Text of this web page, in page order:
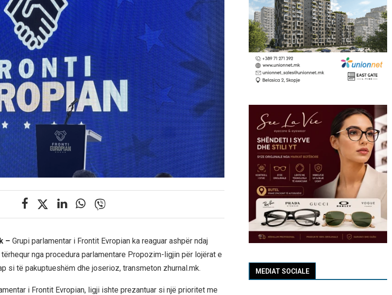
– Grupi parlamentar i Frontit Evropian ka reaguar ashpër ndaj
nga procedura parlamentare Propozim-ligjin për lojërat e
si të pakuptueshëm dhe joserioz, transmeton zhurnal.mk.
i Frontit Evropian, ligji ishte prezantuar si një prioritet me
MEDIAT SOCIALE